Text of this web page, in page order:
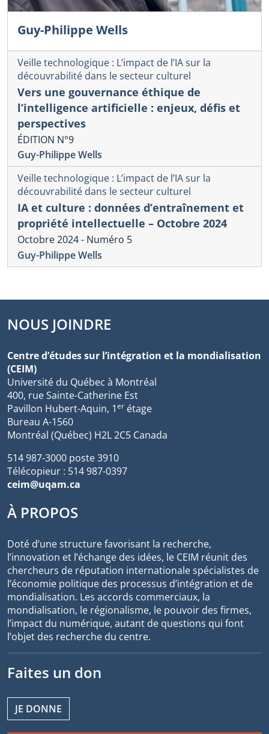
Guy-Philippe Wells
Veille technologique : L’impact de l’IA sur la
découvrabilité dans le secteur culturel
Vers une gouvernance éthique de
l’intelligence artificielle : enjeux, défis et
perspectives
ÉDITION N°9
Guy-Philippe Wells
Veille technologique : L’impact de l’IA sur la
découvrabilité dans le secteur culturel
IA et culture : données d’entraînement et
propriété intellectuelle – Octobre 2024
Octobre 2024 - Numéro 5
Guy-Philippe Wells
NOUS JOINDRE
Centre d’études sur l’intégration et la mondialisation
(CEIM)
Université du Québec à Montréal
400, rue Sainte-Catherine Est
Pavillon Hubert-Aquin, 1er étage
Bureau A-1560
Montréal (Québec) H2L 2C5 Canada
514 987-3000 poste 3910
Télécopieur : 514 987-0397
ceim@uqam.ca
À PROPOS
Doté d’une structure favorisant la recherche,
l’innovation et l’échange des idées, le CEIM réunit des
chercheurs de réputation internationale spécialistes de
l’économie politique des processus d’intégration et de
mondialisation. Les accords commerciaux, la
mondialisation, le régionalisme, le pouvoir des firmes,
l’impact du numérique, autant de questions qui font
l’objet des recherche du centre.
Faites un don
JE DONNE